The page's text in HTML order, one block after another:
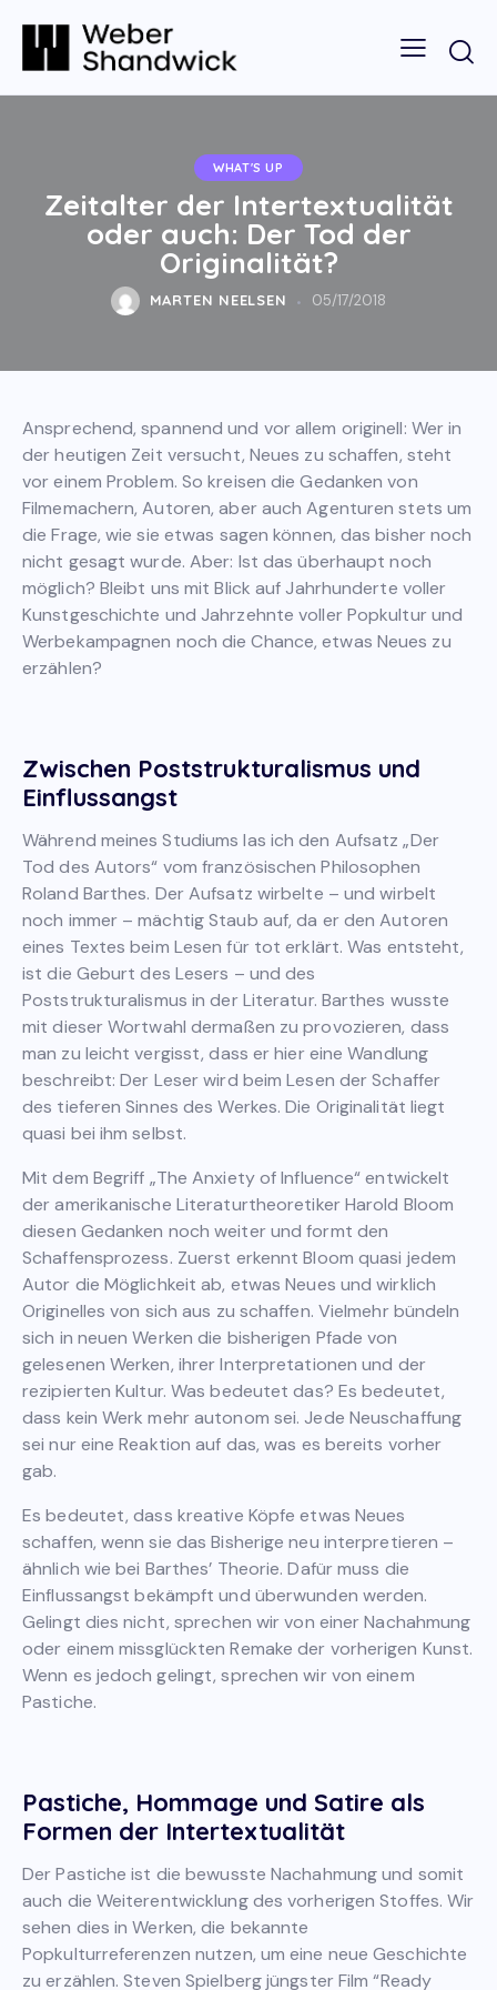
WHAT'S UP
Zeitalter der Intertextualität
oder auch: Der Tod der
Originalität?
MARTEN NEELSEN 05/17/2018
Ansprechend, spannend und vor allem originell: Wer in
der heutigen Zeit versucht, Neues zu schaffen, steht
vor einem Problem. So kreisen die Gedanken von
Filmemachern, Autoren, aber auch Agenturen stets um
die Frage, wie sie etwas sagen können, das bisher noch
nicht gesagt wurde. Aber: Ist das überhaupt noch
möglich? Bleibt uns mit Blick auf Jahrhunderte voller
Kunstgeschichte und Jahrzehnte voller Popkultur und
Werbekampagnen noch die Chance, etwas Neues zu
erzählen?
Zwischen Poststrukturalismus und
Einflussangst
Während meines Studiums las ich den Aufsatz „Der
Tod des Autors“ vom französischen Philosophen
Roland Barthes. Der Aufsatz wirbelte – und wirbelt
noch immer – mächtig Staub auf, da er den Autoren
eines Textes beim Lesen für tot erklärt. Was entsteht,
ist die Geburt des Lesers – und des
Poststrukturalismus in der Literatur. Barthes wusste
mit dieser Wortwahl dermaßen zu provozieren, dass
man zu leicht vergisst, dass er hier eine Wandlung
beschreibt: Der Leser wird beim Lesen der Schaffer
des tieferen Sinnes des Werkes. Die Originalität liegt
quasi bei ihm selbst.
Mit dem Begriff „The Anxiety of Influence“ entwickelt
der amerikanische Literaturtheoretiker Harold Bloom
diesen Gedanken noch weiter und formt den
Schaffensprozess. Zuerst erkennt Bloom quasi jedem
Autor die Möglichkeit ab, etwas Neues und wirklich
Originelles von sich aus zu schaffen. Vielmehr bündeln
sich in neuen Werken die bisherigen Pfade von
gelesenen Werken, ihrer Interpretationen und der
rezipierten Kultur. Was bedeutet das? Es bedeutet,
dass kein Werk mehr autonom sei. Jede Neuschaffung
sei nur eine Reaktion auf das, was es bereits vorher
gab.
Es bedeutet, dass kreative Köpfe etwas Neues
schaffen, wenn sie das Bisherige neu interpretieren –
ähnlich wie bei Barthes’ Theorie. Dafür muss die
Einflussangst bekämpft und überwunden werden.
Gelingt dies nicht, sprechen wir von einer Nachahmung
oder einem missglückten Remake der vorherigen Kunst.
Wenn es jedoch gelingt, sprechen wir von einem
Pastiche.
Pastiche, Hommage und Satire als
Formen der Intertextualität
Der Pastiche ist die bewusste Nachahmung und somit
auch die Weiterentwicklung des vorherigen Stoffes. Wir
sehen dies in Werken, die bekannte
Popkulturreferenzen nutzen, um eine neue Geschichte
zu erzählen. Steven Spielberg jüngster Film “Ready